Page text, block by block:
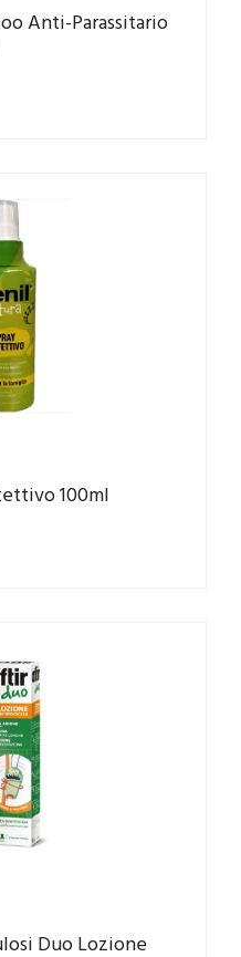
Anti-Parassitario
100ml
Duo Lozione